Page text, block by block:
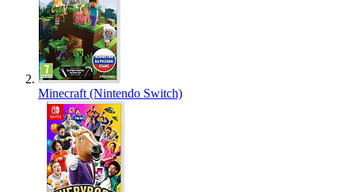
Minecraft (Nintendo Switch)